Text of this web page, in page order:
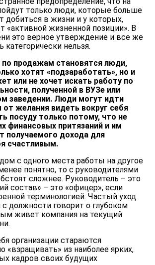
только люди, которые больше
добиться в жизни и у которых,
«активной жизненной позиции». В
это верное утверждение и все же
категорически нельзя.
продажам становятся люди,
хотят «подзаработать», но и
или не хочет искать работу по
полученной в ВУЗе или
заведении. Люди могут идти
от желания видеть вокруг себя
посуду только потому, что не
финансовых притязаний и им
получаемого дохода для
счастливым.
с одного места работы на другое
понятно, то с руководителями
сложнее. Руководитель – это
состав» – это «офицер», если
терминологией. Частый уход
с должности говорит о глубоком
живет компания на текущий
организации стараются
«взращивать» из наиболее ярких,
кадров своих будущих